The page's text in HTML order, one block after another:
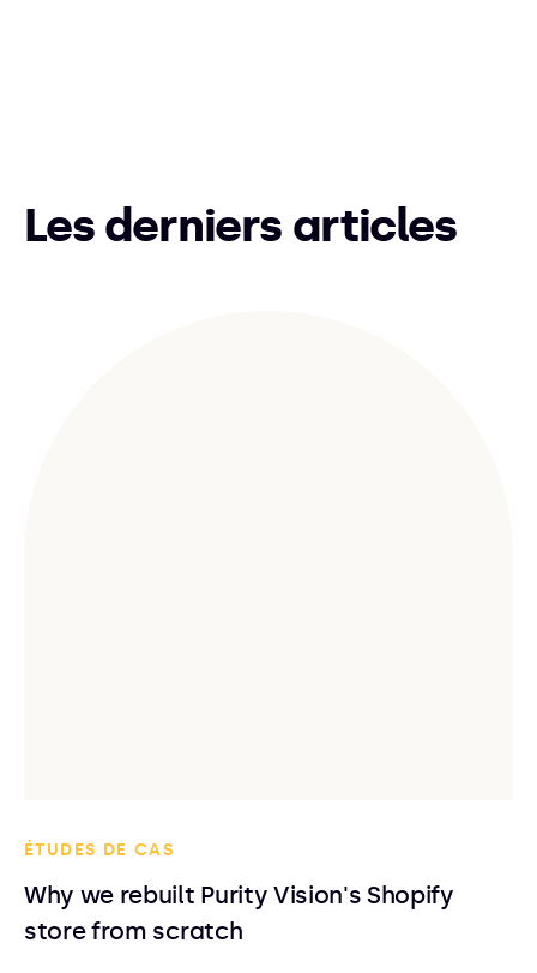
Les derniers articles
ÉTUDES DE CAS
Why we rebuilt Purity Vision's Shopify
store from scratch